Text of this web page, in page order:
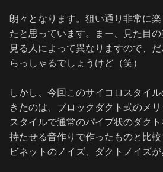
朗々となります。狙い通り非常に
たと思っています。まー、見た目の
見る人によって異なりますので、
らっしゃるでしょうけど（笑）
しかし、今回このサイコロスタイ
きたのは、ブロックダクト式のメ
スタイルで通常のパイプ状のダク
持たせる音作りで作ったものと比
ビネットのノイズ、ダクトノイズが